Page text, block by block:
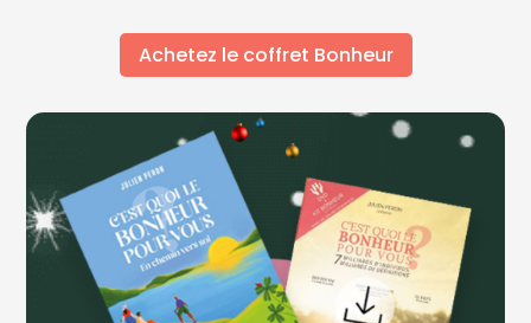
Achetez le coffret Bonheur